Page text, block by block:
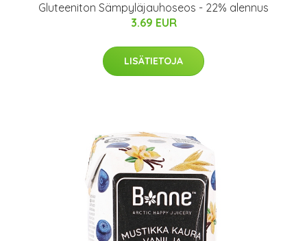
Gluteeniton Sämpyläjauhoseos - 22% alennus
3.69 EUR
LISÄTIETOJA